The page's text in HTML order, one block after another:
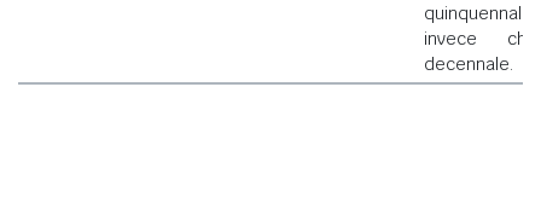
quinquennale
invece che
decennale.